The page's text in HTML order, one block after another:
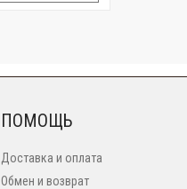
ПОМОЩЬ
Доставка и оплата
Обмен и возврат